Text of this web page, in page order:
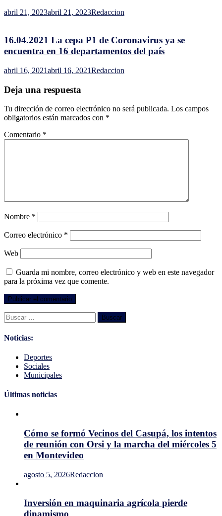
abril 21, 2023abril 21, 2023Redaccion
16.04.2021 La cepa P1 de Coronavirus ya se
encuentra en 16 departamentos del país
abril 16, 2021abril 16, 2021Redaccion
Deja una respuesta
Tu dirección de correo electrónico no será publicada. Los campos
obligatorios están marcados con *
Comentario *
Nombre *
Correo electrónico *
Web
Guarda mi nombre, correo electrónico y web en este navegador
para la próxima vez que comente.
Buscar:
Noticias:
Deportes
Sociales
Municipales
Últimas noticias
Cómo se formó Vecinos del Casupá, los intentos
de reunión con Orsi y la marcha del miércoles 5
en Montevideo
agosto 5, 2026Redaccion
Inversión en maquinaria agrícola pierde
dinamismo